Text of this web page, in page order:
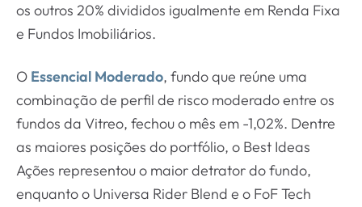
os outros 20% divididos igualmente em Renda Fixa
e Fundos Imobiliários.
O Essencial Moderado, fundo que reúne uma
combinação de perfil de risco moderado entre os
fundos da Vitreo, fechou o mês em -1,02%. Dentre
as maiores posições do portfólio, o Best Ideas
Ações representou o maior detrator do fundo,
enquanto o Universa Rider Blend e o FoF Tech